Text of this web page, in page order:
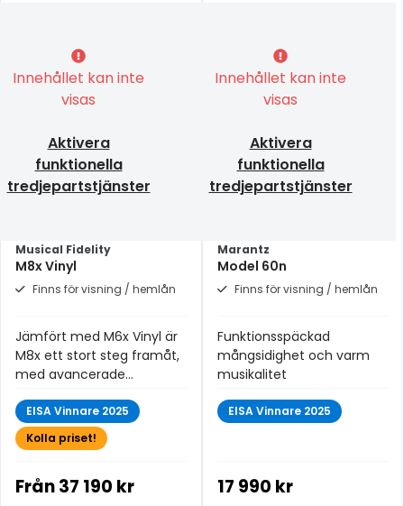
Innehållet kan inte
visas
Aktivera
funktionella
tredjepartstjänster
Musical Fidelity
M8x Vinyl
Finns för visning / hemlån
Jämfört med M6x Vinyl är
M8x ett stort steg framåt,
med avancerade
lyfter ljudet till en ny nivå.
EISA Vinnare 2025
Kolla priset!
Från37 190 kr
Innehållet kan inte
visas
Aktivera
funktionella
tredjepartstjänster
Marantz
Model 60n
Finns för visning / hemlån
Funktionsspäckad
mångsidighet och varm
musikalitet
EISA Vinnare 2025
17 990 kr